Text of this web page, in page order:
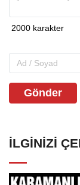
Gönder
İLGINIZI